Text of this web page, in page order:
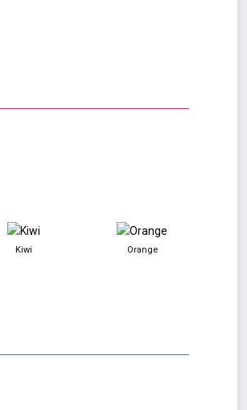
Kiwi Orange